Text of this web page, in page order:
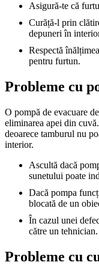
Asigură-te că
Curăță-l prin
depuneri în
Respectă
pentru furtun.
Probleme cu
O pompă de evacuare
eliminarea apei din
deoarece tamburul nu
interior.
Ascultă dacă
sunetului poate
Dacă pompa
blocată de un
În cazul unei
către un tehnician.
Probleme cu